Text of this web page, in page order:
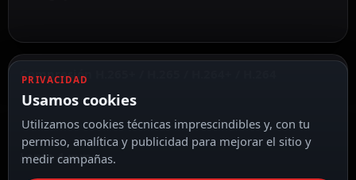
Compresión H.265+ / H.265 / H.264+ / H.264
Lente 4 mm
PRIVACIDAD
Usamos cookies
Utilizamos cookies técnicas imprescindibles y, con tu
permiso, analítica y publicidad para mejorar el sitio y
medir campañas.